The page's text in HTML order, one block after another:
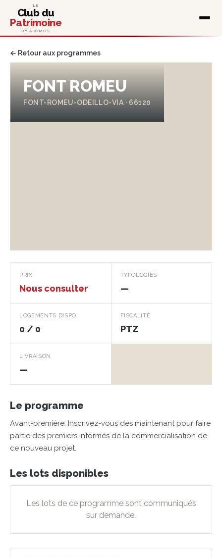
LE
Club du
Patrimoine
BY ADOMOS
← Retour aux programmes
FONT ROMEU
FONT-ROMEU-ODEILLO-VIA · 66120
PRIX
Nous consulter
TYPOLOGIES
—
LOGEMENTS DISPO.
0 / 0
FISCALITÉ
PTZ
LIVRAISON
—
Le programme
Avant-première. Inscrivez-vous dès maintenant pour faire
partie des premiers informés de la commercialisation de
ce nouveau projet.
Les lots disponibles
Les lots de ce programme sont communiqués
sur demande.